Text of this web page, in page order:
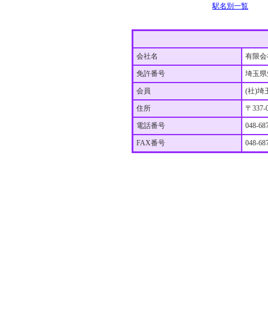
駅名別一覧
会社名 有限
免許番号 埼玉県
会員 (社)埼
住所 〒337-
電話番号 048-
FAX番号 048-